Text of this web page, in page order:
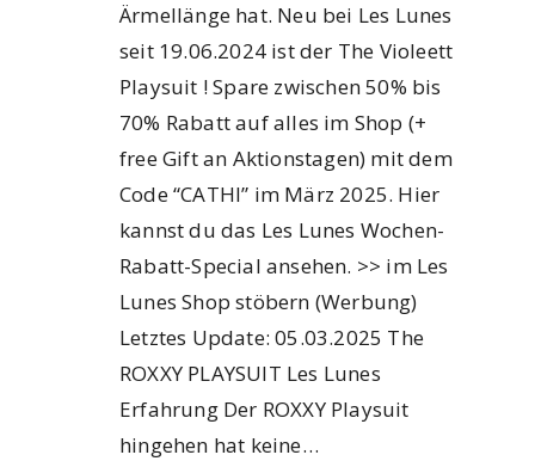
Ärmellänge hat. Neu bei Les Lunes
seit 19.06.2024 ist der The Violeett
Playsuit ! Spare zwischen 50% bis
70% Rabatt auf alles im Shop (+
free Gift an Aktionstagen) mit dem
Code “CATHI” im März 2025. Hier
kannst du das Les Lunes Wochen-
Rabatt-Special ansehen. >> im Les
Lunes Shop stöbern (Werbung)
Letztes Update: 05.03.2025 The
ROXXY PLAYSUIT Les Lunes
Erfahrung Der ROXXY Playsuit
hingehen hat keine…